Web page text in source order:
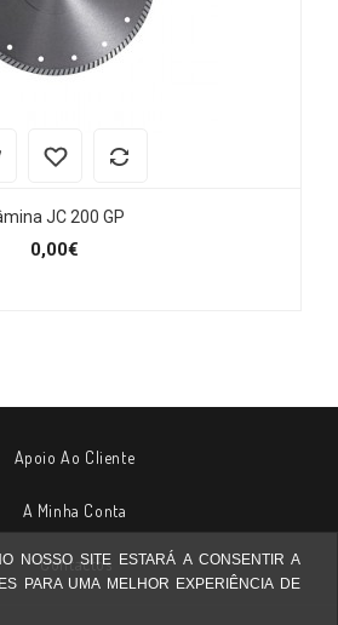
JC 200 GP
0,00€
NOSSO SITE ESTARÁ A CONSENTIR A
PARA UMA MELHOR EXPERIÊNCIA DE
Apoio Ao Cliente
A Minha Conta
Contactos